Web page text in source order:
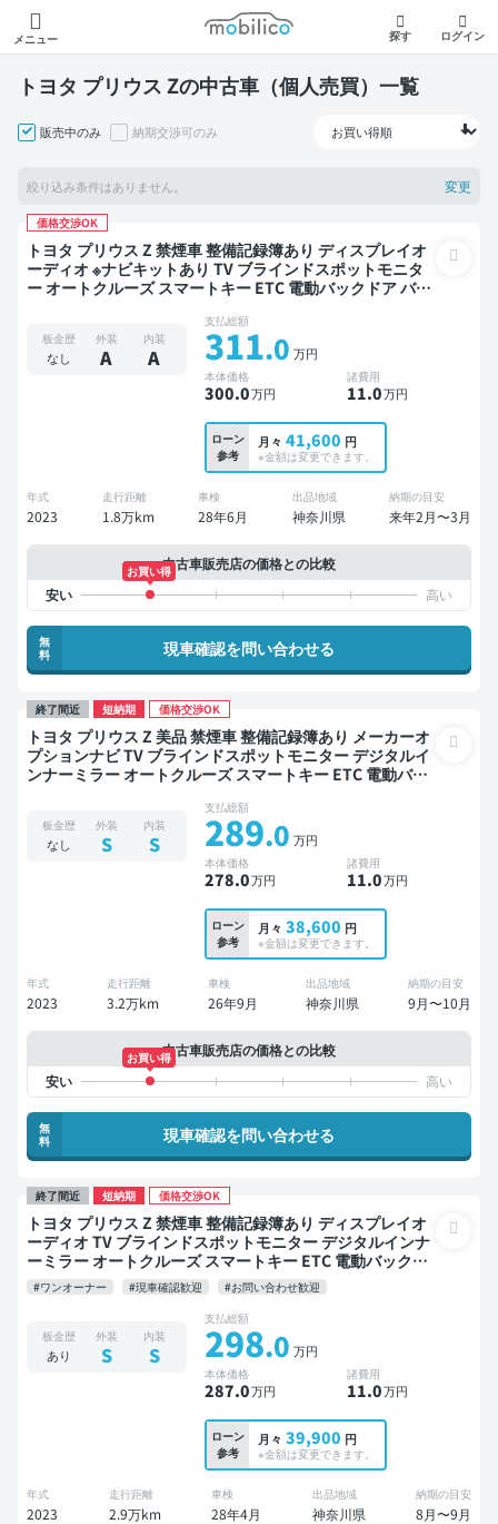
メニュー
モビリコ
探す ログイン
トヨタ プリウス Zの中古車（個人売買）一覧
販売中のみ 納期交渉可のみ
絞り込み条件はありません。 変更
価格交渉OK
トヨタ プリウス Z 禁煙車 整備記録簿あり ディスプレイオ
ーディオ ※ナビキットあり TV ブラインドスポットモニタ
ー オートクルーズ スマートキー ETC 電動バックドア バッ
板金歴
なし
外装
A
内装
A
支払総額
311.0 万円
本体価格
300.0万円
諸費用
11.0万円
ローン
参考
月々 41,600 円
※金額は変更できます。
年式
2023
走行距離
1.8万km
車検
28年6月
出品地域
神奈川県
納期の目安
来年2月〜3月
中古車販売店の価格との比較
お買い得
無
料
現車確認を問い合わせる
終了間近 短納期 価格交渉OK
トヨタ プリウス Z 美品 禁煙車 整備記録簿あり メーカーオ
プションナビ TV ブラインドスポットモニター デジタルイ
ンナーミラー オートクルーズ スマートキー ETC 電動バッ
板金歴
なし
外装
S
内装
S
支払総額
289.0 万円
本体価格
278.0万円
諸費用
11.0万円
ローン
参考
月々 38,600 円
※金額は変更できます。
年式
2023
走行距離
3.2万km
車検
26年9月
出品地域
神奈川県
納期の目安
9月〜10月
中古車販売店の価格との比較
お買い得
無
料
現車確認を問い合わせる
終了間近 短納期 価格交渉OK
トヨタ プリウス Z 禁煙車 整備記録簿あり ディスプレイオ
ーディオ TV ブラインドスポットモニター デジタルインナ
ーミラー オートクルーズ スマートキー ETC 電動バックド
ア バックモニター 全方位カメラ ドライブレコーダー 衝突
軽減
#ワンオーナー #現車確認歓迎 #お問い合わせ歓迎
板金歴
あり
外装
S
内装
S
支払総額
298.0 万円
本体価格
287.0万円
諸費用
11.0万円
ローン
参考
月々 39,900 円
※金額は変更できます。
年式
2023
走行距離
2.9万km
車検
28年4月
出品地域
神奈川県
納期の目安
8月〜9月